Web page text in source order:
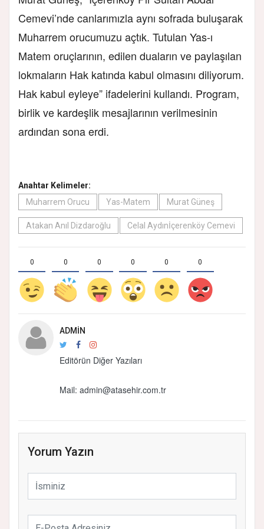
Cemevi’nde canlarımızla aynı sofrada buluşarak
Muharrem orucumuzu açtık. Tutulan Yas-ı
Matem oruçlarının, edilen duaların ve paylaşılan
lokmaların Hak katında kabul olmasını diliyorum.
Hak kabul eyleye” ifadelerini kullandı. Program,
birlik ve kardeşlik mesajlarının verilmesinin
ardından sona erdi.
Anahtar Kelimeler:
Muharrem Orucu
Yas-Matem Murat Güneş
Atakan Anıl Dizdaroğlu Celal Aydınİçerenköy Cemevi
0 0 0 0 0 0
ADMIN
Editörün Diğer Yazıları
Mail: admin@atasehir.com.tr
Yorum Yazın